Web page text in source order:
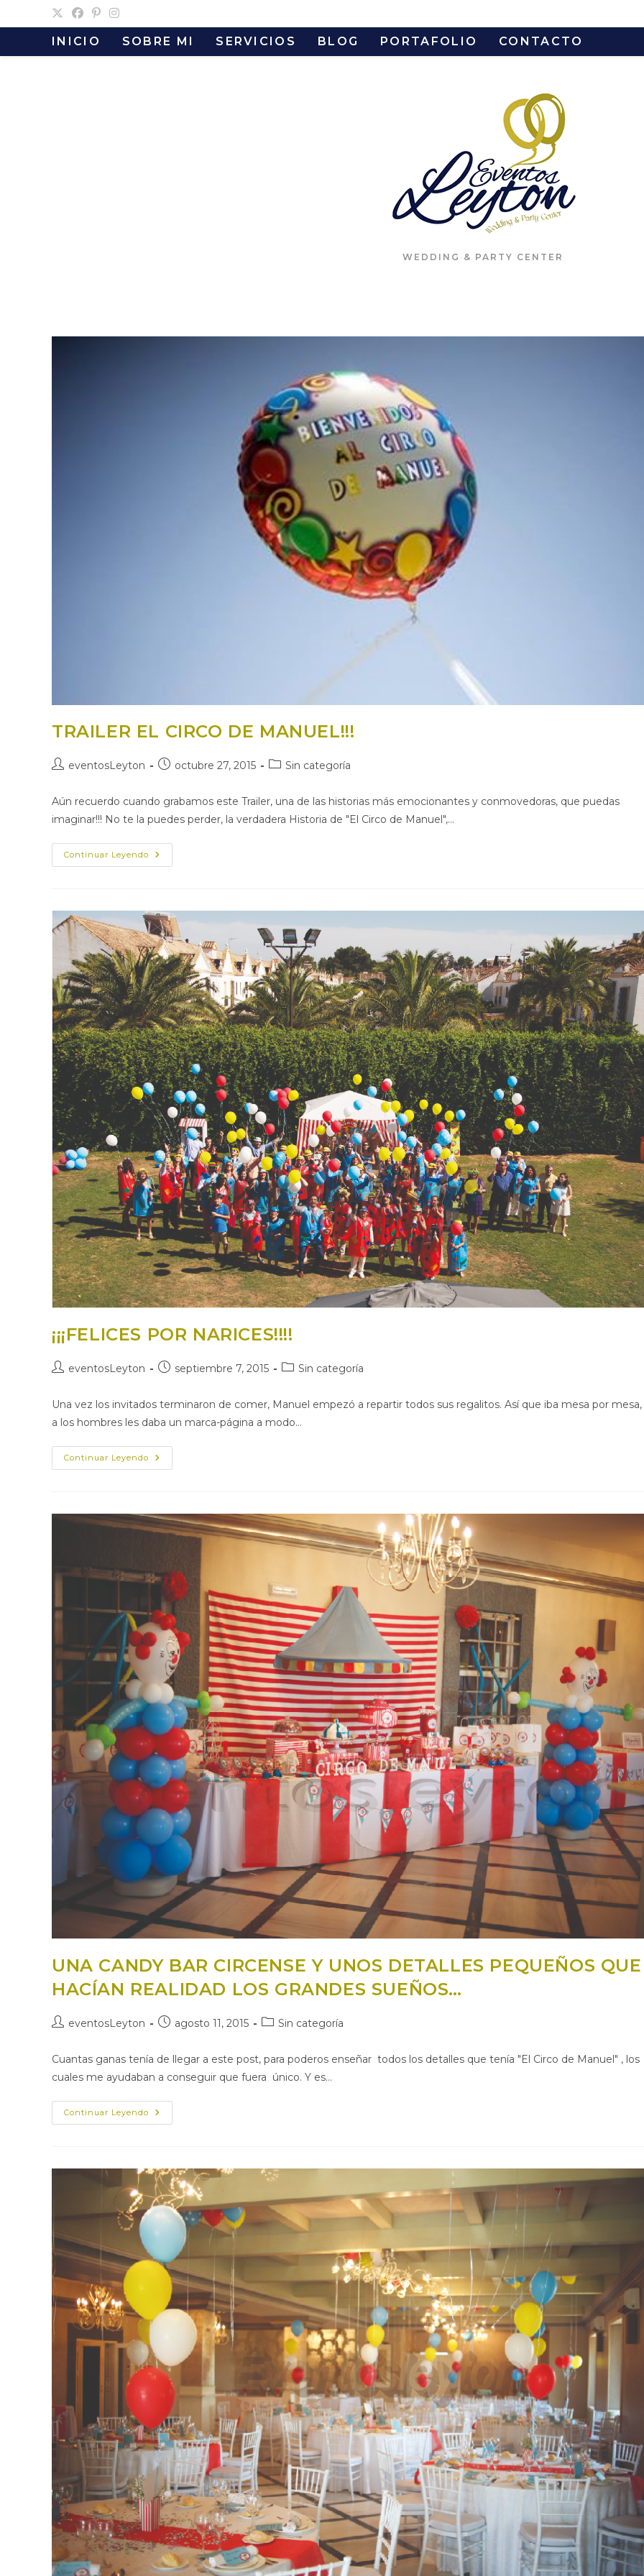
al
INICIO SOBRE MI SERVICIOS BLOG PORTAFOLIO CONTACTO
WEDDING & PARTY CENTER
TRAILER EL CIRCO DE MANUEL!!!
Autor
la
entrada:
eventosLeyton
Publicación
entrada:
octubre 27, 2015
Categoría
entrada:
Sin categoría
Aún recuerdo cuando grabamos este Trailer, una de las historias más emocionantes y conmovedoras, que puedas
imaginar!!! No te la puedes perder, la verdadera Historia de "El Circo de Manuel",…
Continuar Leyendo TRAILER
EL
¡¡¡FELICES POR NARICES!!!!
Autor
la
entrada:
eventosLeyton
Publicación
entrada:
septiembre 7, 2015
Categoría
entrada:
Sin categoría
Una vez los invitados terminaron de comer, Manuel empezó a repartir todos sus regalitos. Así que iba mesa por mesa,
a los hombres les daba un marca-página a modo…
Continuar Leyendo ¡¡¡FELICES
POR
UNA CANDY BAR CIRCENSE Y UNOS DETALLES PEQUEÑOS QUE
HACÍAN REALIDAD LOS GRANDES SUEÑOS…
Autor
la
entrada:
eventosLeyton
Publicación
la
entrada:
agosto 11, 2015
Categoría
entrada:
Sin categoría
Cuantas ganas tenía de llegar a este post, para poderos enseñar todos los detalles que tenía "El Circo de Manuel" , los
cuales me ayudaban a conseguir que fuera único. Y es…
Continuar Leyendo UNA
CANDY
DETALLES
PEQUEÑOS
QUE
HACÍAN
REALIDAD
LOS
GRANDES
SUEÑOS…